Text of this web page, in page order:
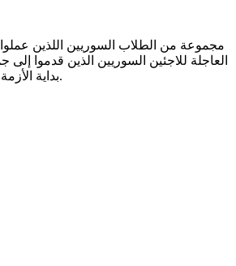
مجموعة من الطلاب السوريين اللذين
العاجلة للاجئين السوريين الذين قدموا
بداية الأزمة السورية في عام ٢٠١١.